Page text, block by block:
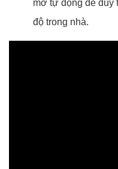
độ trong nhà.